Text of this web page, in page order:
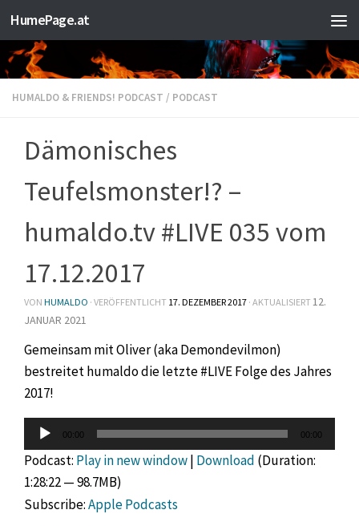
Zum Inhalt springen
HumePage.at
HUMALDO & FRIENDS! PODCAST / PODCAST
Dämonisches
Teufelsmonster!? –
humaldo.tv #LIVE 035 vom
17.12.2017
VON HUMALDO · VERÖFFENTLICHT 17. DEZEMBER 2017 · AKTUALISIERT12.
JANUAR 2021
Gemeinsam mit Oliver (aka Demondevilmon)
bestreitet humaldo die letzte #LIVE Folge des Jahres
2017!
Audio-
Player
00:00 00:00
Podcast: Play in new window| Download (Duration:
1:28:22 — 98.7MB)
Subscribe:Apple Podcasts